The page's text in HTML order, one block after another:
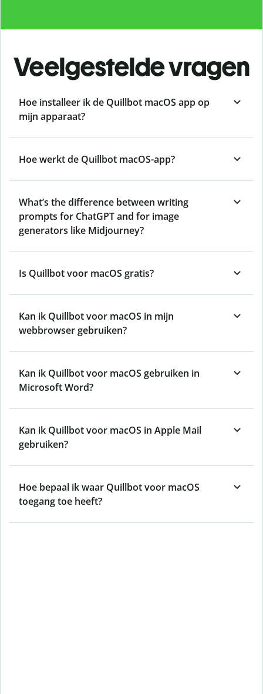
Veelgestelde vragen
Hoe installeer ik de Quillbot macOS app op
mijn apparaat?
Hoe werkt de Quillbot macOS-app?
What’s the difference between writing
prompts for ChatGPT and for image
generators like Midjourney?
Is Quillbot voor macOS gratis?
Kan ik Quillbotvoor macOS in mijn
webbrowser gebruiken?
Kan ik Quillbot voor macOS gebruiken in
Microsoft Word?
Kan ik Quillbot voor macOS in Apple Mail
gebruiken?
Hoe bepaal ik waar Quillbot voor macOS
toegang toe heeft?